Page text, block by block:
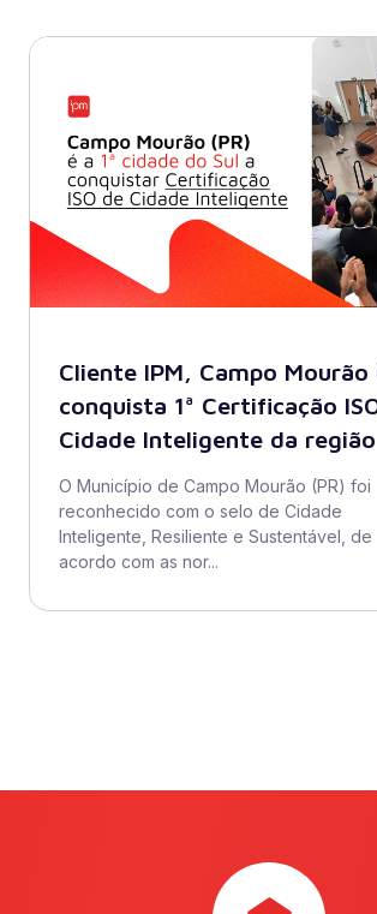
Cliente IPM, Campo Mourão
conquista 1ª Certificação
Cidade Inteligente da região
O Município de Campo Mourão (PR) foi
reconhecido com o selo de Cidade
Inteligente, Resiliente e Sustentável, de
acordo com as nor...